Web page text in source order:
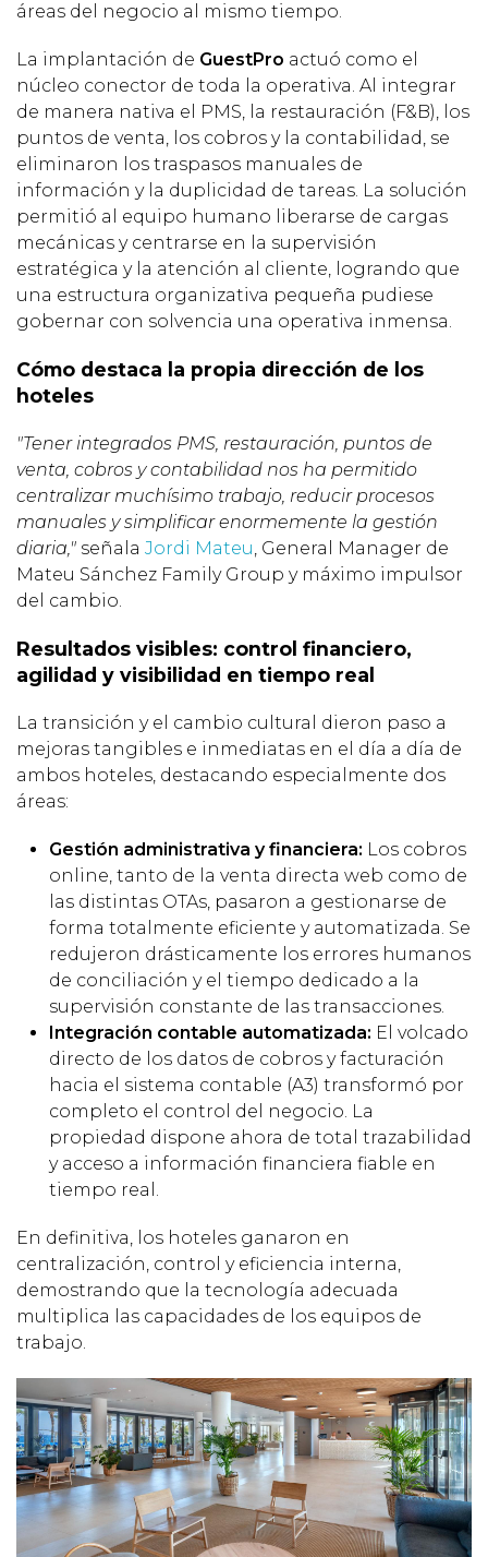
áreas del negocio al mismo tiempo.
La implantación de GuestPro actuó como el
núcleo conector de toda la operativa. Al integrar
de manera nativa el PMS, la restauración (F&B), los
puntos de venta, los cobros y la contabilidad, se
eliminaron los traspasos manuales de
información y la duplicidad de tareas. La solución
permitió al equipo humano liberarse de cargas
mecánicas y centrarse en la supervisión
estratégica y la atención al cliente, logrando que
una estructura organizativa pequeña pudiese
gobernar con solvencia una operativa inmensa.
Cómo destaca la propia dirección de los
hoteles
"Tener integrados PMS, restauración, puntos de
venta, cobros y contabilidad nos ha permitido
centralizar muchísimo trabajo, reducir procesos
manuales y simplificar enormemente la gestión
diaria," señala Jordi Mateu, General Manager de
Mateu Sánchez Family Group y máximo impulsor
del cambio.
Resultados visibles: control financiero,
agilidad y visibilidad en tiempo real
La transición y el cambio cultural dieron paso a
mejoras tangibles e inmediatas en el día a día de
ambos hoteles, destacando especialmente dos
áreas:
Gestión administrativa y financiera: Los cobros
online, tanto de la venta directa web como de
las distintas OTAs, pasaron a gestionarse de
forma totalmente eficiente y automatizada. Se
redujeron drásticamente los errores humanos
de conciliación y el tiempo dedicado a la
supervisión constante de las transacciones.
Integración contable automatizada: El volcado
directo de los datos de cobros y facturación
hacia el sistema contable (A3) transformó por
completo el control del negocio. La
propiedad dispone ahora de total trazabilidad
y acceso a información financiera fiable en
tiempo real.
En definitiva, los hoteles ganaron en
centralización, control y eficiencia interna,
demostrando que la tecnología adecuada
multiplica las capacidades de los equipos de
trabajo.